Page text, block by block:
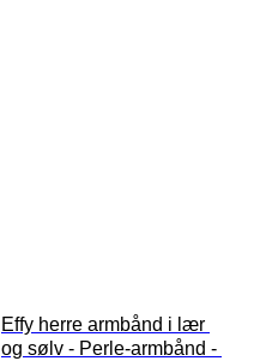
Effy herre armbånd i lær
og sølv - Perle-armbånd -